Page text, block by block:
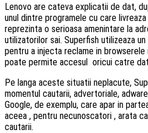
Lenovo are cateva explicatii de dat,
unul dintre programele cu care
reprezinta o serioasa amenintare la
utilizatorilor sai. Superfish utilizeaza
pentru a injecta reclame in
poate permite accesul oricui catre
Pe langa aceste situatii neplacute,
momentul cautarii, advertoriale,
Google, de exemplu, care apar in
aceea , pentru necunoscatori , arata
cautarii.